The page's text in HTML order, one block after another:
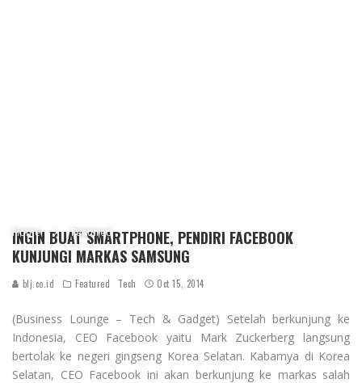
Home Featured
INGIN BUAT SMARTPHONE, PENDIRI FACEBOOK
KUNJUNGI MARKAS SAMSUNG
blj.co.id Featured Tech Oct 15, 2014
(Business Lounge – Tech & Gadget) Setelah berkunjung ke
Indonesia, CEO Facebook yaitu Mark Zuckerberg langsung
bertolak ke negeri gingseng Korea Selatan. Kabarnya di Korea
Selatan, CEO Facebook ini akan berkunjung ke markas salah